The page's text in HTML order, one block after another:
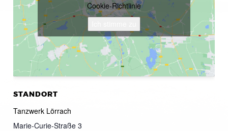
STANDORT
Tanzwerk Lörrach
Marie-Curie-Straße 3
Cookie-Richtlinie